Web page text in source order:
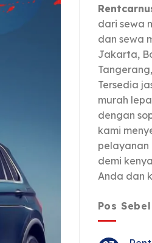
dari sewa
dan sewa
Jakarta,
Tersedia
murah
dengan
kami
demi
Anda dan
Pos